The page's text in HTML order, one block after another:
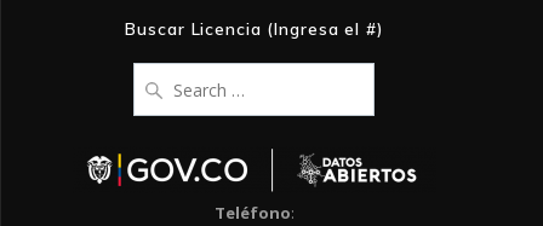
Buscar Licencia (Ingresa el #)
for:
Teléfono: